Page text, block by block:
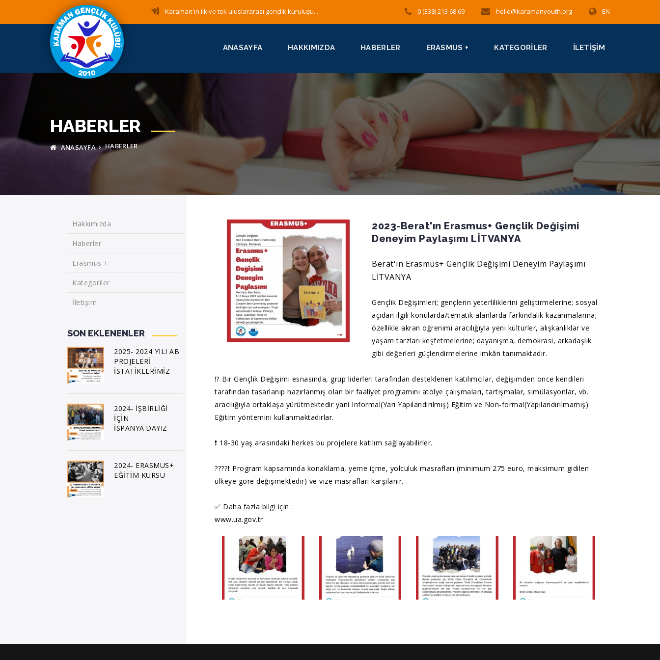
ANASAYFA HAKKIMIZDA HABERLER ERASMUS + KATEGORILER İLETIŞIM
Karaman'ın ilk ve tek uluslararası gençlik kuruluşu... 0 (338) 213 68 69 hello@karamanyouth.org EN
HABERLER
ANASAYFA HABERLER
2023-Berat'ın Erasmus+ Gençlik Değişimi
Deneyim Paylaşımı LİTVANYA
Berat'ın Erasmus+ Gençlik Değişimi Deneyim Paylaşımı
LİTVANYA
Gençlik Değişimleri; gençlerin yeterliliklerini geliştirmelerine; sosyal
açıdan ilgili konularda/tematik alanlarda farkındalık kazanmalarına;
özellikle akran öğrenimi aracılığıyla yeni kültürler, alışkanlıklar ve
yaşam tarzları keşfetmelerine; dayanışma, demokrasi, arkadaşlık
gibi değerleri güçlendirmelerine imkân tanımaktadır.
⁉️ Bir Gençlik Değişimi esnasında, grup liderleri tarafından desteklenen katılımcılar, değişimden önce kendileri
tarafından tasarlanıp hazırlanmış olan bir faaliyet programını atölye çalışmaları, tartışmalar, simülasyonlar, vb.
aracılığıyla ortaklaşa yürütmektedir yani Informal(Yarı Yapılandırılmış) Eğitim ve Non-formal(Yapılandırılmamış)
Eğitim yöntemini kullanmaktadırlar.
❗ 18-30 yaş arasındaki herkes bu projelere katılım sağlayabilirler.
????❗ Program kapsamında konaklama, yeme içme, yolculuk masrafları (minimum 275 euro, maksimum gidilen
ülkeye göre değişmektedir) ve vize masrafları karşılanır.
✅ Daha fazla bilgi için :
www.ua.gov.tr
Hakkımızda
Haberler
Erasmus +
Kategoriler
İletişim
SON EKLENENLER
2025- 2024 YILI AB
PROJELERİ
İSTATİKLERİMİZ
2024- İŞBİRLİĞİ
İÇİN
İSPANYA'DAYIZ
2024- ERASMUS+
EĞİTİM KURSU